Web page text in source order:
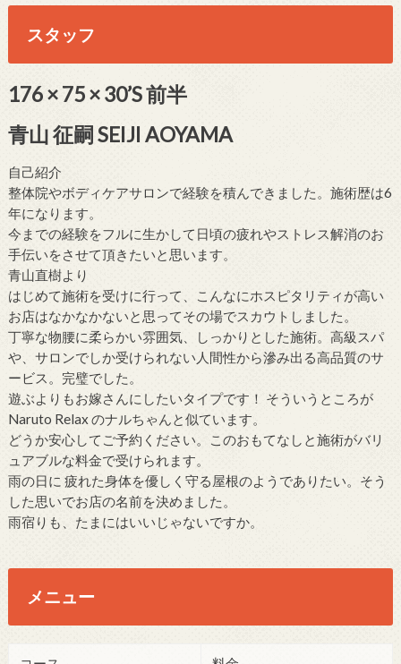
スタッフ
176 × 75 × 30’S 前半
青山 征嗣 SEIJI AOYAMA
自己紹介
整体院やボディケアサロンで経験を積んできました。施術歴は6
年になります。
今までの経験をフルに生かして日頃の疲れやストレス解消のお
手伝いをさせて頂きたいと思います。
青山直樹より
はじめて施術を受けに行って、こんなにホスピタリティが高い
お店はなかなかないと思ってその場でスカウトしました。
丁寧な物腰に柔らかい雰囲気、しっかりとした施術。高級スパ
や、サロンでしか受けられない人間性から滲み出る高品質のサ
ービス。完璧でした。
遊ぶよりもお嫁さんにしたいタイプです！ そういうところが
Naruto Relax のナルちゃんと似ています。
どうか安心してご予約ください。このおもてなしと施術がバリ
ュアブルな料金で受けられます。
雨の日に 疲れた身体を優しく守る屋根のようでありたい。そう
した思いでお店の名前を決めました。
雨宿りも、たまにはいいじゃないですか。
メニュー